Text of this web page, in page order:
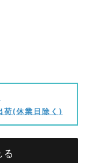
荷(休業日除く)
る